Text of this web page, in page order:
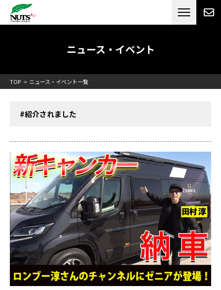
日本最大級のキャンピングカーメーカー
RV[テレビCM放送]
ニュース・イベント
TOP ニュース・イベント一覧
#紹介されました